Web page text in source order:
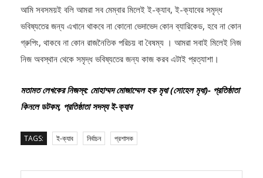
আমি সবসময়ই বলি আমরা সব মেম্বার মিলেই ই-ক্যাব, ই-ক্যাবের সমৃদ্ধ
ভবিষ্যতের জন্য এখানে থাকবে না কোনো ভেদাভেদ কোন ব্যারিকেড, হবে না কোন
গ্রুপিং, থাকবে না কোন রাজনৈতিক পরিচয় বা বৈষম্য । আমরা সবাই মিলেই নিজ
নিজ অবস্থান থেকে সমৃদ্ধ ভবিষ্যতের জন্য কাজ করব এটাই প্রত্যাশা।
মতামত লেখকের নিজস্ব: মোহাম্মদ মোজাম্মেল হক মৃধা (সোহেল মৃধা)- প্রতিষ্ঠাতা
কিনলে ডটকম, প্রতিষ্ঠাতা সদস্য ই-ক্যাব
TAGS: ই-ক্যাব নির্বাচন প্রশাসক